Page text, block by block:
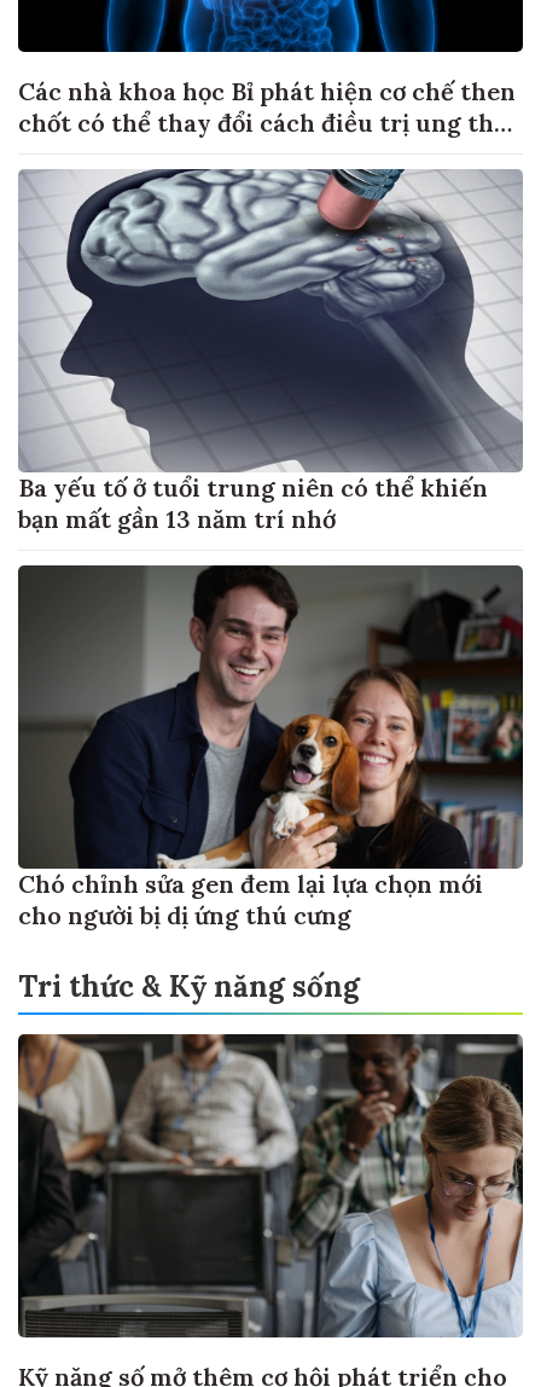
Các nhà khoa học Bỉ phát hiện cơ chế then
chốt có thể thay đổi cách điều trị ung thư
Ba yếu tố ở tuổi trung niên có thể khiến
bạn mất gần 13 năm trí nhớ
Chó chỉnh sửa gen đem lại lựa chọn mới
cho người bị dị ứng thú cưng
Tri thức & Kỹ năng sống
Kỹ năng số mở thêm cơ hội phát triển cho